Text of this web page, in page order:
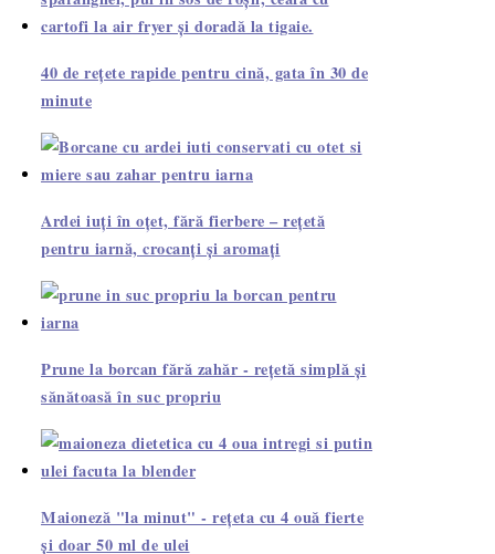
40 de rețete rapide pentru cină, gata în 30 de
minute
Ardei iuți în oțet, fără fierbere – rețetă
pentru iarnă, crocanți și aromați
Prune la borcan fără zahăr - rețetă simplă și
sănătoasă în suc propriu
Maioneză "la minut" - rețeta cu 4 ouă fierte
și doar 50 ml de ulei